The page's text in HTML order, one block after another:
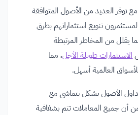
مع توفر العديد من الأصول المتوافقة
تنويع استثماراتهم بطرق
يقلل من المخاطر المرتبطة
الاستثمارات طويلة الأجل، مما
العالمية أسهل.
الأصول بشكل يتماشى مع
أن جميع المعاملات تتم بشفافية